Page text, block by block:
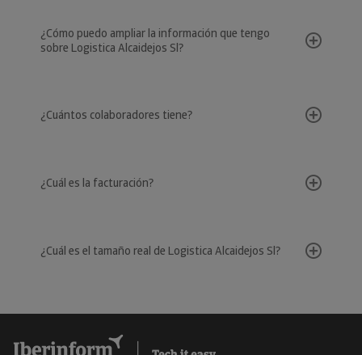
¿Cómo puedo ampliar la información que tengo
sobre Logistica Alcaidejos Sl?
¿Cuántos colaboradores tiene?
¿Cuál es la facturación?
¿Cuál es el tamaño real de Logistica Alcaidejos Sl?